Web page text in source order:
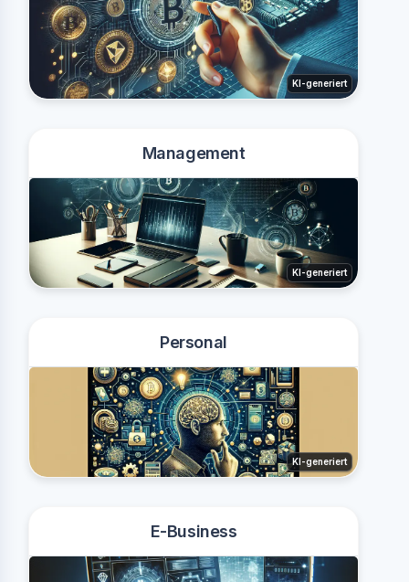
KI-generiert
Management
KI-generiert
Personal
KI-generiert
E-Business